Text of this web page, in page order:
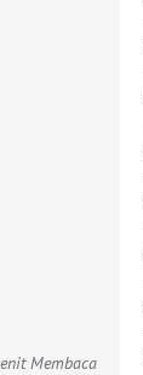
Membaca